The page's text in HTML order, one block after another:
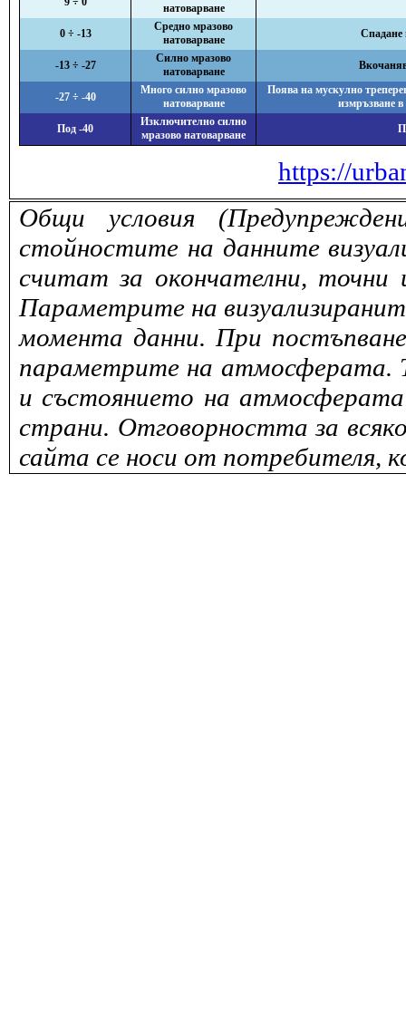
натоварване
0 ÷ -13
Средно мразово
натоварване
Спадане
-13 ÷ -27
Силно мразово
натоварване
-27 ÷ -40
Много силно мразово
натоварване
Поява на мускулно
измръзване
Под -40
Изключително силно
мразово натоварване
https://
Общи условия
стойностите на данните
считат за окончателни,
Параметрите на
момента данни. При
параметрите на атмосферата.
и състоянието на
страни. Отговорността за
сайта се носи от потребителя,